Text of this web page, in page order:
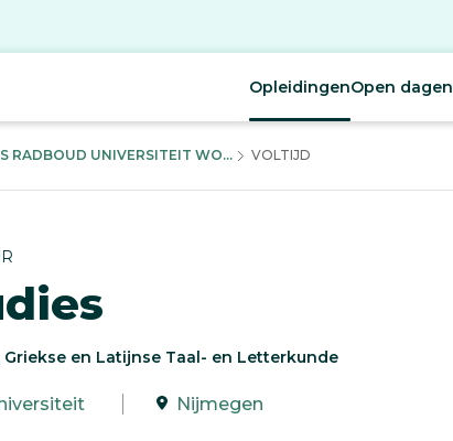
OpleidingenOpen dagen
RADBOUD UNIVERSITEIT WO... VOLTIJD
en Latijnse Taal- en Letterkunde
Nijmegen